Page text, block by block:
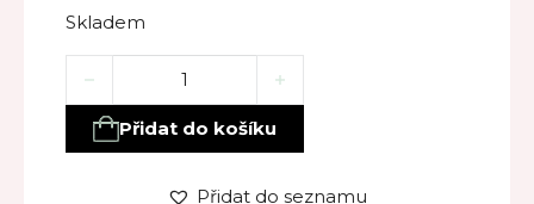
Skladem
Ideální dárek PIVOŇKA – sprchový gel, šampon,
Přidat do košíku
Přidat do seznamu